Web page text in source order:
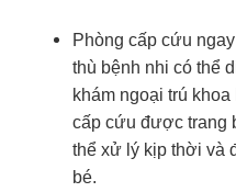
Phòng cấp cứu
thù bệnh nhi có thể
khám ngoại trú
cấp cứu được trang
thể xử lý kịp thời và
bé.